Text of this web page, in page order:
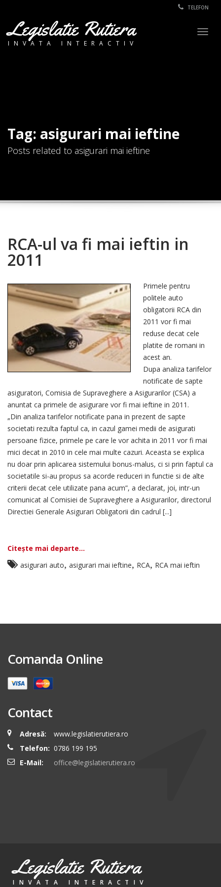
TELEFON
Legislatie Rutiera
INVATA INTERACTIV
Tag: asigurari mai ieftine
Posts related to asigurari mai ieftine
RCA-ul va fi mai ieftin in
2011
Primele pentru
politele auto
obligatorii RCA din
2011 vor fi mai
reduse decat cele
platite de romani in
acest an.
Dupa analiza tarifelor
notificate de sapte
asiguratori, Comisia de Supraveghere a Asigurarilor (CSA) a
anuntat ca primele de asigurare vor fi mai ieftine in 2011.
„Din analiza tarifelor notificate pana in prezent de sapte
societati rezulta faptul ca, in cazul gamei medii de asigurati
persoane fizice, primele pe care le vor achita in 2011 vor fi mai
mici decat in 2010 in cele mai multe cazuri. Aceasta se explica
nu doar prin aplicarea sistemului bonus-malus, ci si prin faptul ca
societatile si-au propus sa acorde reduceri in functie si de alte
criterii decat cele utilizate pana acum”, a declarat, joi, intr-un
comunicat al Comisiei de Supraveghere a Asigurarilor, directorul
Directiei Generale Asigurari Obligatorii din cadrul [...]
Citește mai departe...
asigurari auto, asigurari mai ieftine, RCA, RCA mai ieftin
Comanda Online
Contact
Adresă:
www.legislatierutiera.ro
Telefon: 0786 199 195
E-Mail:
office@legislatierutiera.ro
Legislatie Rutiera
INVATA INTERACTIV